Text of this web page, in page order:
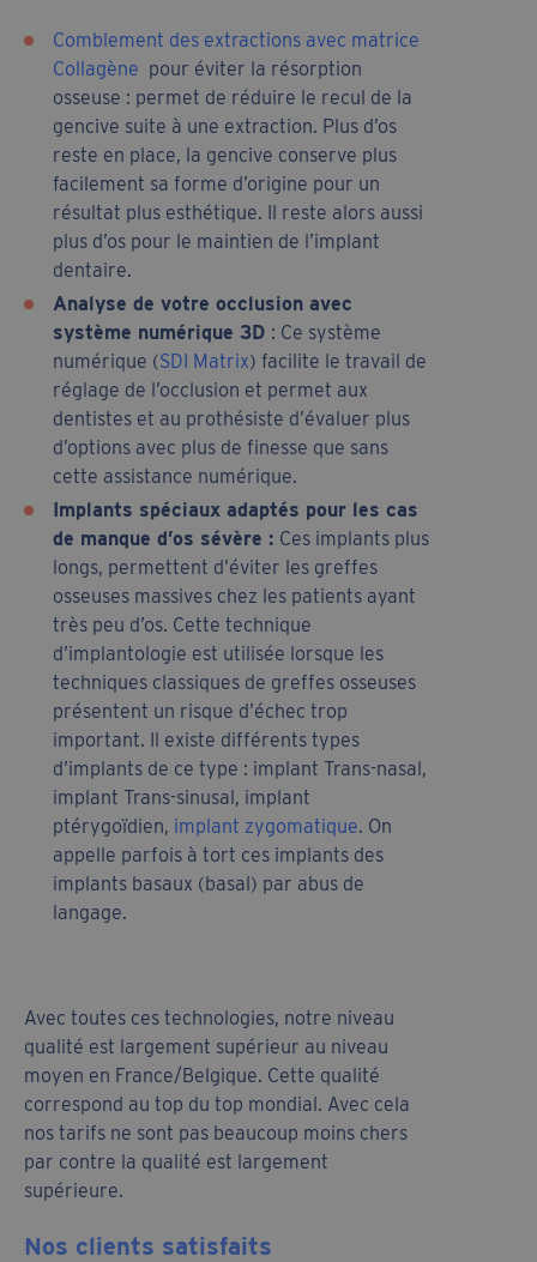
Comblement des extractions avec matrice
Collagène pour éviter la résorption
osseuse : permet de réduire le recul de la
gencive suite à une extraction. Plus d’os
reste en place, la gencive conserve plus
facilement sa forme d’origine pour un
résultat plus esthétique. Il reste alors aussi
plus d’os pour le maintien de l’implant
dentaire.
Analyse de votre occlusion avec
système numérique 3D : Ce système
numérique (SDI Matrix) facilite le travail de
réglage de l’occlusion et permet aux
dentistes et au prothésiste d’évaluer plus
d’options avec plus de finesse que sans
cette assistance numérique.
Implants spéciaux adaptés pour les cas
de manque d’os sévère : Ces implants plus
longs, permettent d’éviter les greffes
osseuses massives chez les patients ayant
très peu d’os. Cette technique
d’implantologie est utilisée lorsque les
techniques classiques de greffes osseuses
présentent un risque d’échec trop
important. Il existe différents types
d’implants de ce type : implant Trans-nasal,
implant Trans-sinusal, implant
ptérygoïdien, implant zygomatique. On
appelle parfois à tort ces implants des
implants basaux (basal) par abus de
langage.
Avec toutes ces technologies, notre niveau
qualité est largement supérieur au niveau
moyen en France/Belgique. Cette qualité
correspond au top du top mondial. Avec cela
nos tarifs ne sont pas beaucoup moins chers
par contre la qualité est largement
supérieure.
Nos clients satisfaits